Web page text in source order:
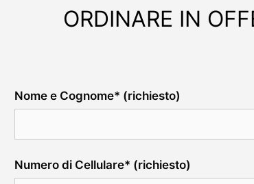
ORDINARE IN
Nome e Cognome* (richiesto)
Numero di Cellulare* (richiesto)